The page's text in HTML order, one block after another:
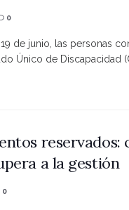
0
de junio, las personas
Único de Discapacidad
reservados:
a la gestión
0